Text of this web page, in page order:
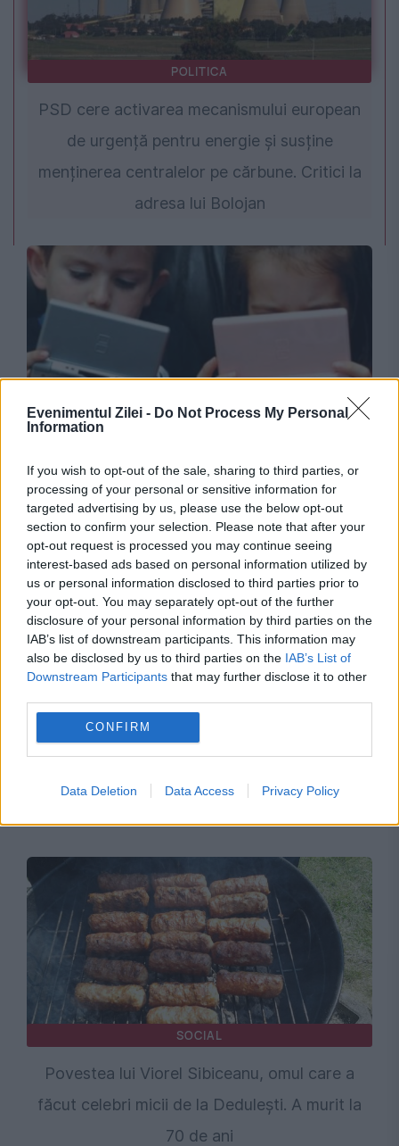
Evenimentul Zilei - Do Not Process My Personal
Information
If you wish to opt-out of the sale, sharing to third parties, or
processing of your personal or sensitive information for
targeted advertising by us, please use the below opt-out
section to confirm your selection. Please note that after your
opt-out request is processed you may continue seeing
interest-based ads based on personal information utilized by
us or personal information disclosed to third parties prior to
your opt-out. You may separately opt-out of the further
disclosure of your personal information by third parties on the
IAB’s list of downstream participants. This information may
also be disclosed by us to third parties on the IAB’s List of
Downstream Participants that may further disclose it to other
CONFIRM
Data Deletion Data Access Privacy Policy
POLITICA
PSD cere activarea mecanismului european
de urgență pentru energie și susține
menținerea centralelor pe cărbune. Critici la
adresa lui Bolojan
Meta este acuzată că nu ține cont de
siguranța copiilor. Compania, amendată cu
sute de milioane de dolari
SOCIAL
A murit la doar 26 de ani. Milioane de oameni
SOCIAL
Povestea lui Viorel Sibiceanu, omul care a
făcut celebri micii de la Dedulești. A murit la
70 de ani